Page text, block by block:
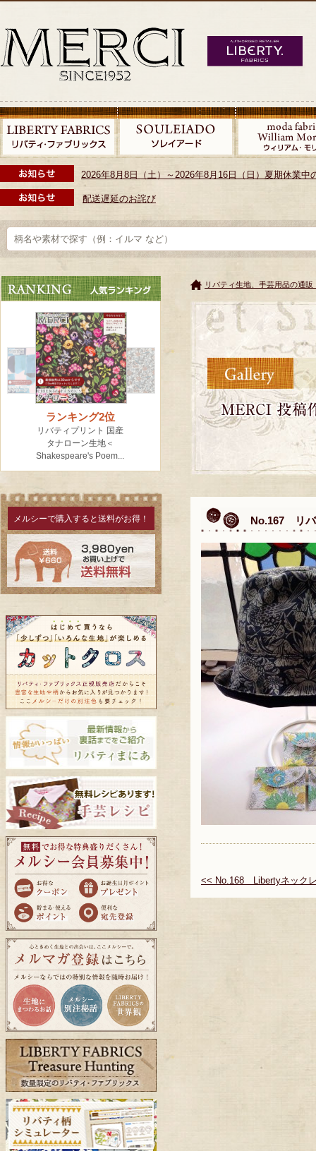
2026年8月8日（土）～2026年8月16日（日）夏期休業中
配送遅延のお詫び
メルシーで購入すると送料がお得！
リバティ生地、手芸用品の通
No.167 リバ
<< No.168 Libertyネック